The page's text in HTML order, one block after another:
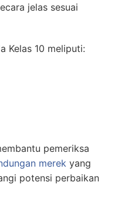
jelas sesuai
Kelas 10 meliputi:
pemeriksa
merek yang
potensi perbaikan